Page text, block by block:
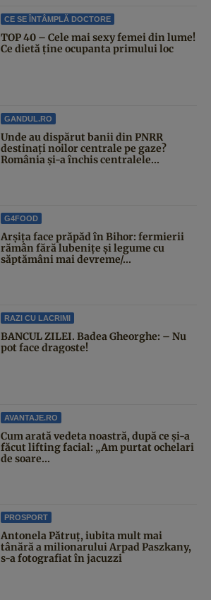
CE SE ÎNTÂMPLĂ DOCTORE
TOP 40 – Cele mai sexy femei din lume!
Ce dietă ține ocupanta primului loc
GANDUL.RO
Unde au dispărut banii din PNRR
destinați noilor centrale pe gaze?
România și-a închis centralele...
G4FOOD
Arșița face prăpăd în Bihor: fermierii
rămân fără lubenițe și legume cu
săptămâni mai devreme/...
RAZI CU LACRIMI
BANCUL ZILEI. Badea Gheorghe: – Nu
pot face dragoste!
AVANTAJE.RO
Cum arată vedeta noastră, după ce și-a
făcut lifting facial: „Am purtat ochelari
de soare...
PROSPORT
Antonela Pătruț, iubita mult mai
tânără a milionarului Arpad Paszkany,
s-a fotografiat în jacuzzi